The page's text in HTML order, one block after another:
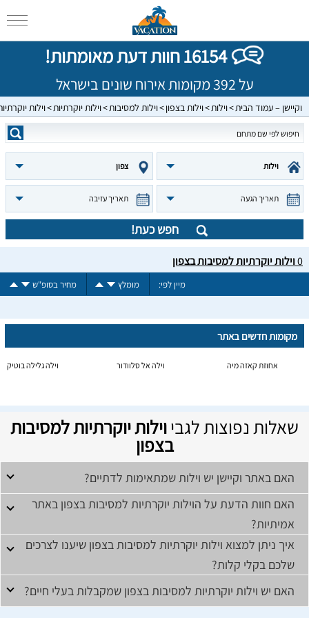
16154 חוות דעת מאומתות!
על 392 מקומות אירוח שונים בישראל
וקיישן – עמוד הבית וילות וילות בצפון וילות למסיבות וילות יוקרתיות וילות
וילות צפון
תאריך הגעה תאריך עזיבה
חפש כעת!
0וילות יוקרתיות למסיבות בצפון
מיין לפי: מומלץ מחיר בסופ"ש
מקומות חדשים באתר
אחוזת קאזה מיה וילה אל סלוודור וילה גלילה בוטיק
שאלות נפוצות לגביוילות יוקרתיות למסיבות
בצפון
האם באתר וקיישן יש וילות שמתאימות לדתיים?
האם חוות הדעת על הוילות יוקרתיות למסיבות בצפון באתר
אמיתיות?
איך ניתן למצוא וילות יוקרתיות למסיבות בצפון שיענו לצרכים
שלכם בקלי קלות?
האם יש וילות יוקרתיות למסיבות בצפון שמקבלות בעלי חיים?